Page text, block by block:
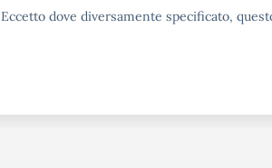
Eccetto dove diversamente specificato,